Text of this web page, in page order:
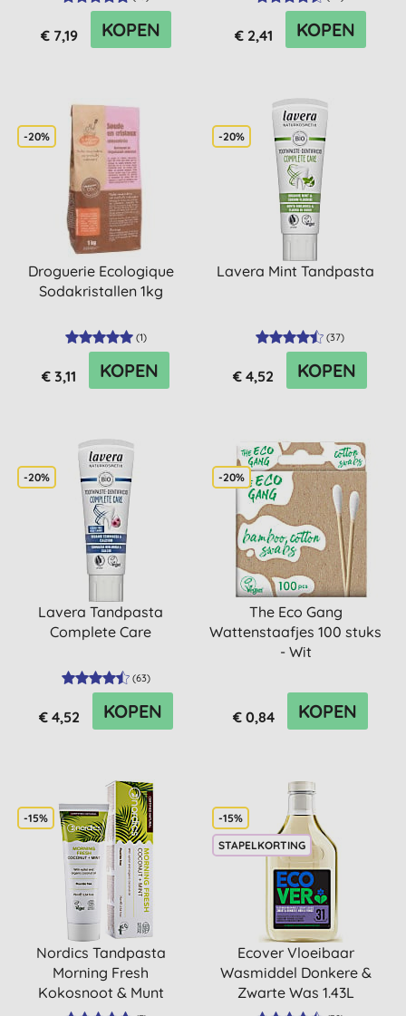
€ 7,19 KOPEN € 2,41 KOPEN
-20%
Droguerie Ecologique
Sodakristallen 1kg
(1)
€ 3,11 KOPEN
-20%
Lavera Mint Tandpasta
(37)
€ 4,52 KOPEN
-20%
Lavera Tandpasta
Complete Care
(63)
€ 4,52 KOPEN
-20%
The Eco Gang
Wattenstaafjes 100 stuks
- Wit
€ 0,84 KOPEN
-15%
Nordics Tandpasta
Morning Fresh
Kokosnoot & Munt
-15%
STAPELKORTING
Ecover Vloeibaar
Wasmiddel Donkere &
Zwarte Was 1.43L